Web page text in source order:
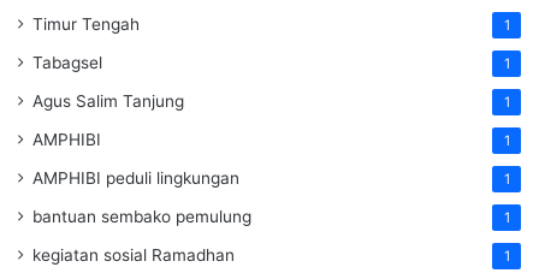
Timur Tengah 1
Tabagsel 1
Agus Salim Tanjung 1
AMPHIBI 1
AMPHIBI peduli lingkungan 1
bantuan sembako pemulung 1
kegiatan sosial Ramadhan 1